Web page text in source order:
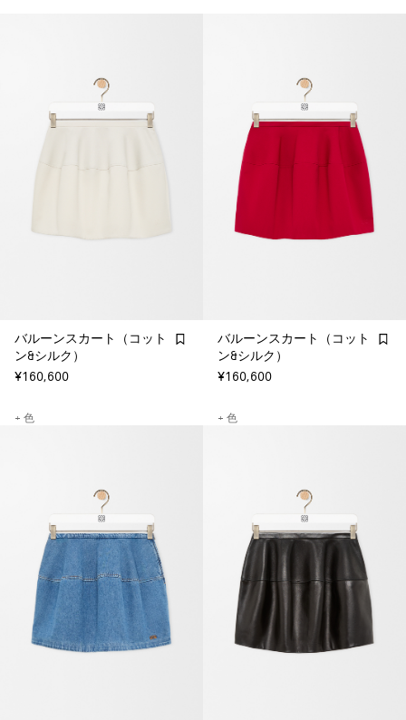
バルーンスカート（コット
ン&シルク）
¥160,600
+ 色
バルーンスカート（コット
ン&シルク）
¥160,600
+ 色